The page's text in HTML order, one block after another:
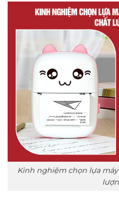
Kinh nghiệm chọn lựa